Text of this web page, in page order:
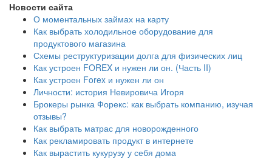
Новости сайта
О моментальных займах на карту
Как выбрать холодильное оборудование для
продуктового магазина
Схемы реструктуризации долга для физических лиц
Как устроен FOREX и нужен ли он. (Часть II)
Как устроен Forex и нужен ли он
Личности: история Невировича Игоря
Брокеры рынка Форекс: как выбрать компанию, изучая
отзывы?
Как выбрать матрас для новорожденного
Как рекламировать продукт в интернете
Как вырастить кукурузу у себя дома